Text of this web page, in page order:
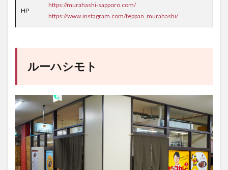
HP
https://murahashi-sapporo.com/
https://www.instagram.com/teppan_murahashi/
ルーハシモト